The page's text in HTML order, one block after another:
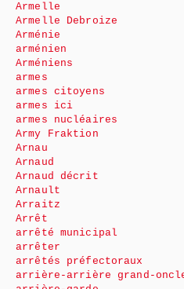
Armelle
Armelle Debroize
Arménie
arménien
Arméniens
armes
armes citoyens
armes ici
armes nucléaires
Army Fraktion
Arnau
Arnaud
Arnaud décrit
Arnault
Arraitz
Arrêt
arrêté municipal
arrêter
arrêtés préfectoraux
arrière-arrière grand-